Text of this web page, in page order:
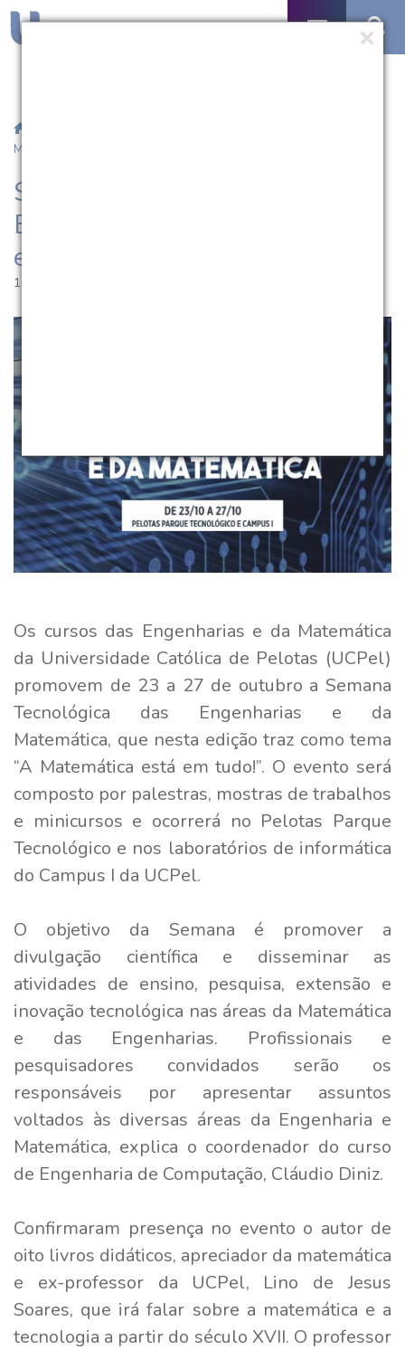
Matemática está com inscrições abertas
Semana Tecnológica das
Engenharias e da Matemática
está com inscrições abertas
10.10.2017 | 10:24
Os cursos das Engenharias e da Matemática
da Universidade Católica de Pelotas (UCPel)
promovem de 23 a 27 de outubro a Semana
Tecnológica das Engenharias e da
Matemática, que nesta edição traz como tema
“A Matemática está em tudo!”. O evento será
composto por palestras, mostras de trabalhos
e minicursos e ocorrerá no Pelotas Parque
Tecnológico e nos laboratórios de informática
do Campus I da UCPel.
O objetivo da Semana é promover a
divulgação científica e disseminar as
atividades de ensino, pesquisa, extensão e
inovação tecnológica nas áreas da Matemática
e das Engenharias. Profissionais e
pesquisadores convidados serão os
responsáveis por apresentar assuntos
voltados às diversas áreas da Engenharia e
Matemática, explica o coordenador do curso
de Engenharia de Computação, Cláudio Diniz.
Confirmaram presença no evento o autor de
oito livros didáticos, apreciador da matemática
e ex-professor da UCPel, Lino de Jesus
Soares, que irá falar sobre a matemática e a
tecnologia a partir do século XVII. O professor